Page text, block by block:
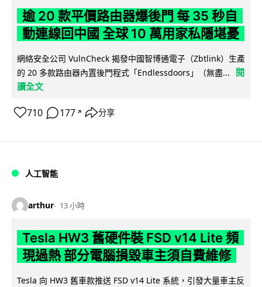
逾 20 款平價路由器爆後門 每 35 秒自
動連線回中國 全球 10 萬用家私隱堪憂
網絡安全公司 VulnCheck 揭發中國智博通電子（Zbtlink）生產
的 20 多款路由器內置後門程式「Endlessdoors」（無盡...
閱
讀全文
710 177 ↗ 分享
人工智能
arthur 13 小時
Tesla HW3 舊硬件裝 FSD v14 Lite 頻
現過熱 部分電腦損毀車主須自費維修
Tesla 向 HW3 舊車款推送 FSD v14 Lite 系統，引發大量車主反